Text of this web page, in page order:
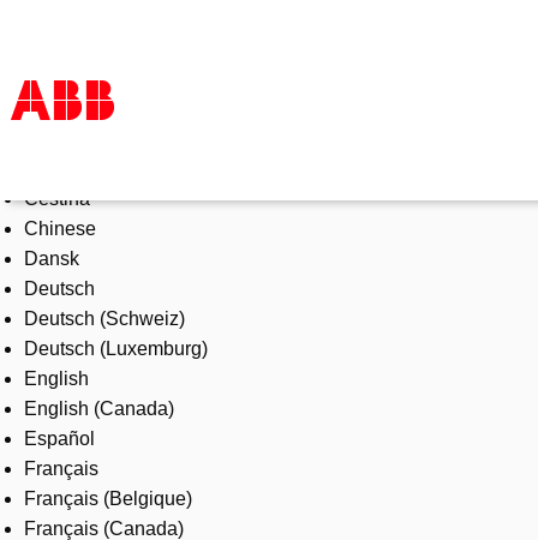
Products & Solutions
Industries
Services
About us
Where to buy
Contact us
Careers
Čeština
Chinese
Dansk
Deutsch
Deutsch (Schweiz)
Deutsch (Luxemburg)
English
English (Canada)
Español
Français
Français (Belgique)
Français (Canada)